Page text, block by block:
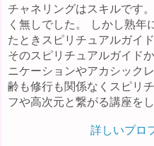
チャネリングはスキルです
く無しでした。 しかし熟年
たときスピリチュアルガイ
そのスピリチュアルガイド
ニケーションやアカシック
齢も修行も関係なくスピリ
フや高次元と繋がる講座をし
詳しいプロ